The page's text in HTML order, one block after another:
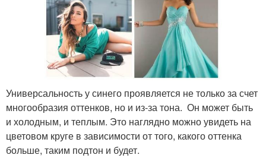
Универсальность у синего проявляется не только за счет
многообразия оттенков, но и из-за тона. Он может быть
и холодным, и теплым. Это наглядно можно увидеть на
цветовом круге в зависимости от того, какого оттенка
больше, таким подтон и будет.